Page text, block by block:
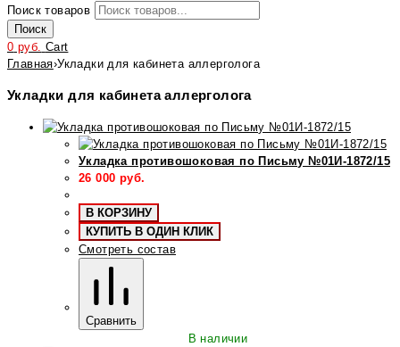
Поиск товаров
Поиск
0 руб. Cart
Главная›Укладки для кабинета аллерголога
Укладки для кабинета аллерголога
Укладка противошоковая по Письму №01И-1872/15
26 000 руб.
В КОРЗИНУ
КУПИТЬ В ОДИН КЛИК
Смотреть состав
Сравнить
В наличии